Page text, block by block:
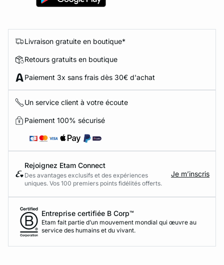
Livraison gratuite en boutique*
Retours gratuits en boutique
Paiement 3x sans frais dès 30€ d'achat
Un service client à votre écoute
Paiement 100% sécurisé
Rejoignez Etam Connect
Des avantages exclusifs et des expériences
uniques. Vos 100 premiers points fidélités offerts.
Je m’inscris
Entreprise certifiée B Corp™
Etam fait partie d’un mouvement mondial qui œuvre au
service des humains et du vivant.